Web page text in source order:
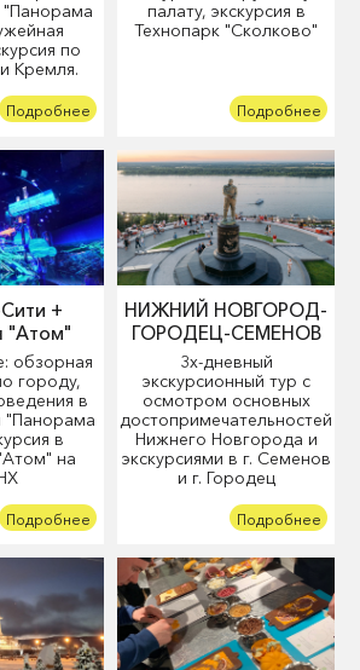
"Панорама
по
Кремля.
Подробнее
палату, экскурсия в
Технопарк "Сколково"
Подробнее
+
"Атом"
обзорная
городу,
в
"Панорама
в
на
Подробнее
НИЖНИЙ НОВГОРОД-
ГОРОДЕЦ-СЕМЕНОВ
3х-дневный
экскурсионный тур с
осмотром основных
достопримечательностей
Нижнего Новгорода и
экскурсиями в г. Семенов
и г. Городец
Подробнее